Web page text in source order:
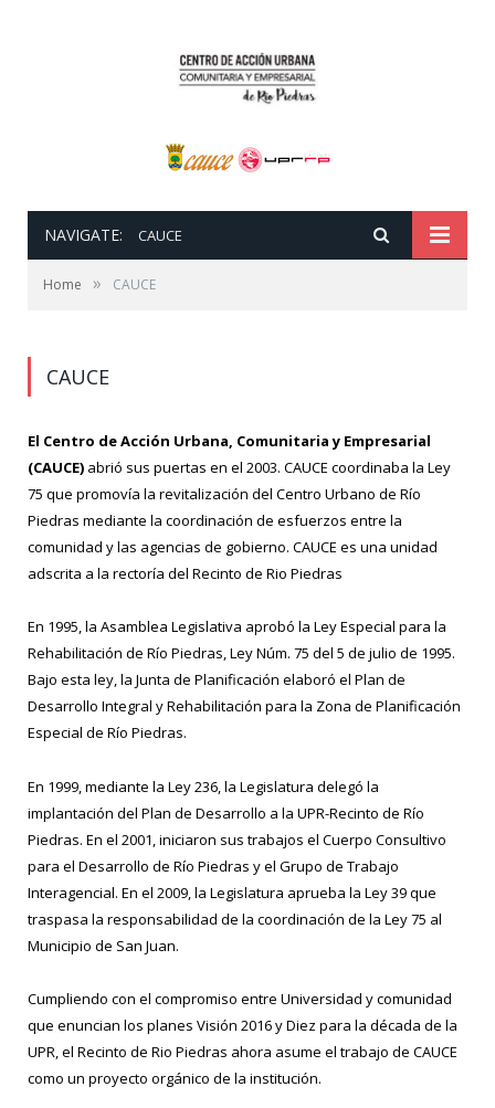
NAVIGATE: CAUCE
Home » CAUCE
CAUCE
El Centro de Acción Urbana, Comunitaria y Empresarial
(CAUCE) abrió sus puertas en el 2003. CAUCE coordinaba la Ley
75 que promovía la revitalización del Centro Urbano de Río
Piedras mediante la coordinación de esfuerzos entre la
comunidad y las agencias de gobierno. CAUCE es una unidad
adscrita a la rectoría del Recinto de Rio Piedras
En 1995, la Asamblea Legislativa aprobó la Ley Especial para la
Rehabilitación de Río Piedras, Ley Núm. 75 del 5 de julio de 1995.
Bajo esta ley, la Junta de Planificación elaboró el Plan de
Desarrollo Integral y Rehabilitación para la Zona de Planificación
Especial de Río Piedras.
En 1999, mediante la Ley 236, la Legislatura delegó la
implantación del Plan de Desarrollo a la UPR-Recinto de Río
Piedras. En el 2001, iniciaron sus trabajos el Cuerpo Consultivo
para el Desarrollo de Río Piedras y el Grupo de Trabajo
Interagencial. En el 2009, la Legislatura aprueba la Ley 39 que
traspasa la responsabilidad de la coordinación de la Ley 75 al
Municipio de San Juan.
Cumpliendo con el compromiso entre Universidad y comunidad
que enuncian los planes Visión 2016 y Diez para la década de la
UPR, el Recinto de Rio Piedras ahora asume el trabajo de CAUCE
como un proyecto orgánico de la institución.